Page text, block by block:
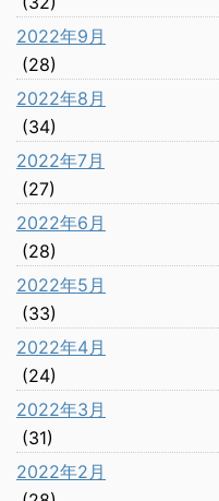
2022年9月
(28)
2022年8月
(34)
2022年7月
(27)
2022年6月
(28)
2022年5月
(33)
2022年4月
(24)
2022年3月
(31)
2022年2月